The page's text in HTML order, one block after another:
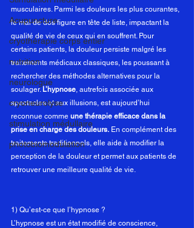
Acupuncture
cryothérapie corps entier
nutrition
neurologue
cryoneurolyse
stimulation médullaire
photobiomodulation
musculaires. Parmi les douleurs les plus courantes,
le mal de dos figure en tête de liste, impactant la
qualité de vie de ceux qui en souffrent. Pour
certains patients, la douleur persiste malgré les
traitements médicaux classiques, les poussant à
rechercher des méthodes alternatives pour la
soulager. L’hypnose, autrefois associée aux
spectacles et aux illusions, est aujourd’hui
reconnue comme une thérapie efficace dans la
prise en charge des douleurs. En complément des
traitements traditionnels, elle aide à modifier la
perception de la douleur et permet aux patients de
retrouver une meilleure qualité de vie.
1) Qu’est-ce que l’hypnose ?
L’hypnose est un état modifié de conscience,